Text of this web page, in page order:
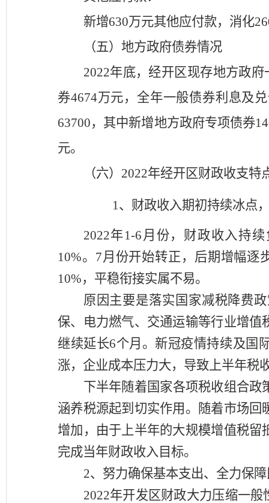
新增630万元其他应付款， 消化
（五）地方政府债券情况
2022年底，经开区现存地方政府
券4674万元， 全年一般债券利息及
63700，其中新增地方政府专项债券
元。
（六） 2022年经开区财政收支特
1、财政收入期初持续冰点
2022年1-6月份，财政收入持
10%。7月份开始转正，后期增幅逐
10%，平稳衔接实属不易。
原因主要是落实国家减税降费
保、电力燃气、交通运输等行业增
继续延长6个月。新冠疫情持续及国
涨，企业成本压力大，导致上半年税
下半年随着国家各项税收组合政
涵养税源起到切实作用。
随着市场回
增加，由于上半年的大规模增值税留
完成当年财政收入目标。
2、努力确保基本支出、全力保
2022年开发区财政大力压缩一